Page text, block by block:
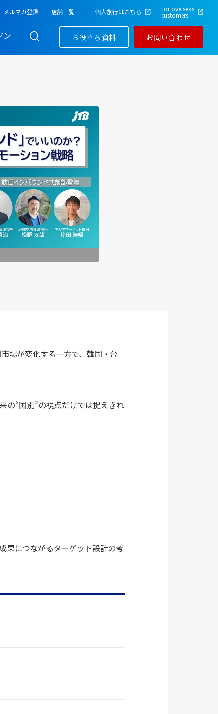
メルマガ登録 店舗一覧 個人旅行はこちら For overseas
customers
ン お役立ち資料 お問い合わせ
場が変化する一方で、韓国・台
の“国別”の視点だけでは捉えきれ
果につながるターゲット設計の考